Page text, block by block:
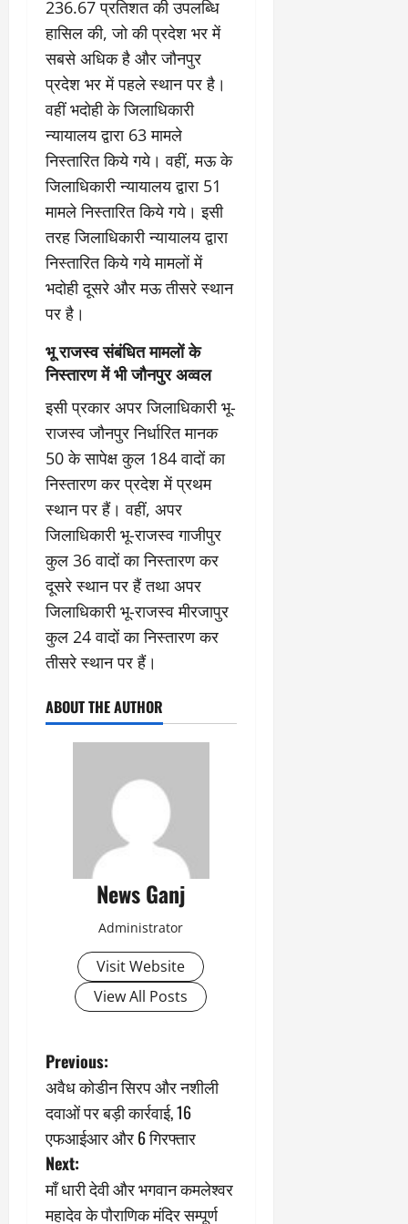
236.67 प्रतिशत की उपलब्धि
हासिल की, जो की प्रदेश भर में
सबसे अधिक है और जौनपुर
प्रदेश भर में पहले स्थान पर है।
वहीं भदोही के जिलाधिकारी
न्यायालय द्वारा 63 मामले
निस्तारित किये गये। वहीं, मऊ के
जिलाधिकारी न्यायालय द्वारा 51
मामले निस्तारित किये गये। इसी
तरह जिलाधिकारी न्यायालय द्वारा
निस्तारित किये गये मामलों में
भदोही दूसरे और मऊ तीसरे स्थान
पर है।
भू राजस्व संबंधित मामलों के
निस्तारण में भी जौनपुर अव्वल
इसी प्रकार अपर जिलाधिकारी भू-
राजस्व जौनपुर निर्धारित मानक
50 के सापेक्ष कुल 184 वादों का
निस्तारण कर प्रदेश में प्रथम
स्थान पर हैं। वहीं, अपर
जिलाधिकारी भू-राजस्व गाजीपुर
कुल 36 वादों का निस्तारण कर
दूसरे स्थान पर हैं तथा अपर
जिलाधिकारी भू-राजस्व मीरजापुर
कुल 24 वादों का निस्तारण कर
तीसरे स्थान पर हैं।
ABOUT THE AUTHOR
News Ganj
Administrator
Visit Website
View All Posts
P
o
s
t
Previous:
अवैध कोडीन सिरप और नशीली
दवाओं पर बड़ी कार्रवाई, 16
एफआईआर और 6 गिरफ्तार
Next:
माँ धारी देवी और भगवान कमलेश्वर
महादेव के पौराणिक मंदिर सम्पूर्ण